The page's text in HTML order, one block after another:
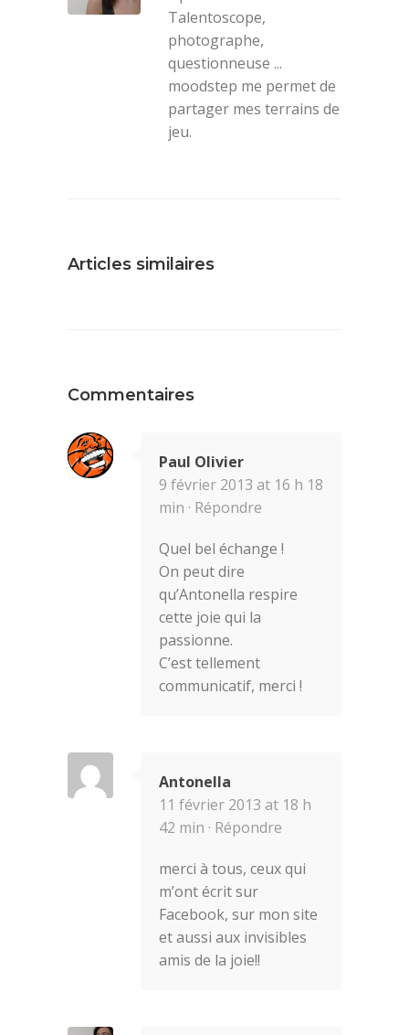
Talentoscope,
photographe,
questionneuse ...
moodstep me permet de
partager mes terrains de
jeu.
Articles similaires
Commentaires
Paul Olivier
9 février 2013 at 16 h 18
min · Répondre
Quel bel échange !
On peut dire
qu’Antonella respire
cette joie qui la
passionne.
C’est tellement
communicatif, merci !
Antonella
11 février 2013 at 18 h
42 min · Répondre
merci à tous, ceux qui
m’ont écrit sur
Facebook, sur mon site
et aussi aux invisibles
amis de la joie!!